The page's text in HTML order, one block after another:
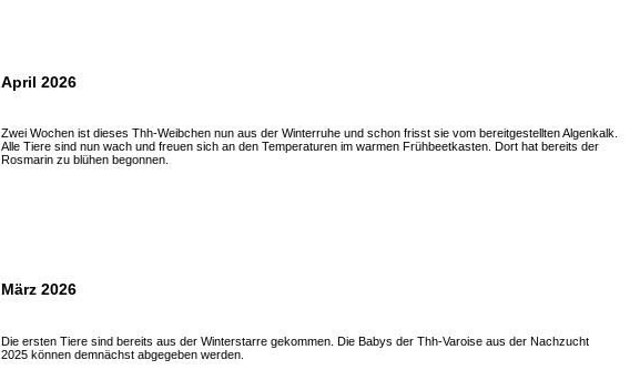
April 2026
Zwei Wochen ist dieses Thh-Weibchen nun aus der Winterruhe und schon frisst sie vom bereitgestellten Algenkalk.
Alle Tiere sind nun wach und freuen sich an den Temperaturen im warmen Frühbeetkasten. Dort hat bereits der
Rosmarin zu blühen begonnen.
März 2026
Die ersten Tiere sind bereits aus der Winterstarre gekommen. Die Babys der Thh-Varoise aus der Nachzucht
2025 können demnächst abgegeben werden.